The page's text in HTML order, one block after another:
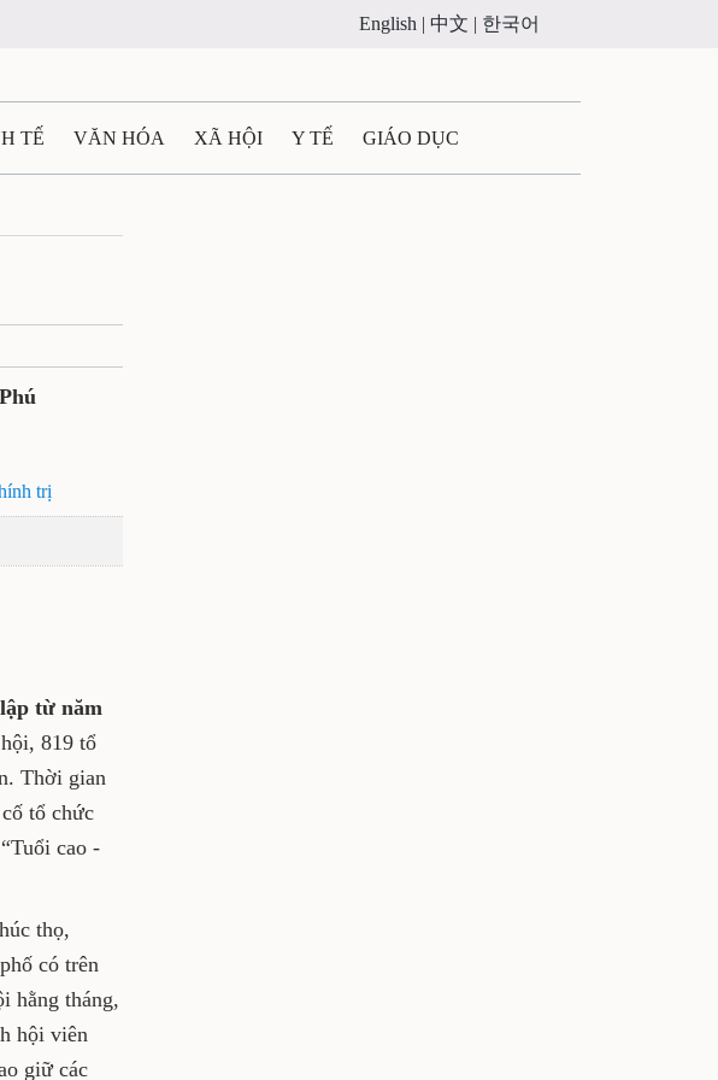
English | 中文 | 한국어
TẾ VĂN HÓA XÃ HỘI Y TẾ GIÁO DỤC
trị
từ năm
819 tổ
Thời gian
tổ chức
cao -
thọ,
có trên
hằng tháng,
hội viên
giữ các